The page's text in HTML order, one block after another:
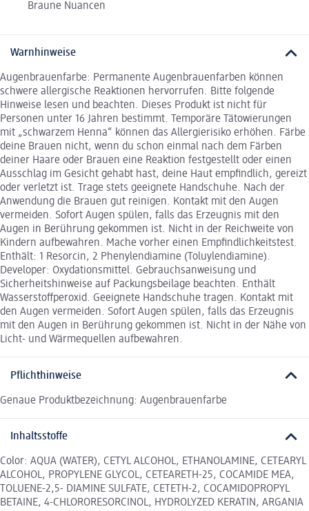
Braune Nuancen
Warnhinweise
Augenbrauenfarbe: Permanente Augenbrauenfarben können
schwere allergische Reaktionen hervorrufen. Bitte folgende
Hinweise lesen und beachten. Dieses Produkt ist nicht für
Personen unter 16 Jahren bestimmt. Temporäre Tätowierungen
mit „schwarzem Henna“ können das Allergierisiko erhöhen. Färbe
deine Brauen nicht, wenn du schon einmal nach dem Färben
deiner Haare oder Brauen eine Reaktion festgestellt oder einen
Ausschlag im Gesicht gehabt hast, deine Haut empfindlich, gereizt
oder verletzt ist. Trage stets geeignete Handschuhe. Nach der
Anwendung die Brauen gut reinigen. Kontakt mit den Augen
vermeiden. Sofort Augen spülen, falls das Erzeugnis mit den
Augen in Berührung gekommen ist. Nicht in der Reichweite von
Kindern aufbewahren. Mache vorher einen Empfindlichkeitstest.
Enthält: 1 Resorcin, 2 Phenylendiamine (Toluylendiamine).
Developer: Oxydationsmittel. Gebrauchsanweisung und
Sicherheitshinweise auf Packungsbeilage beachten. Enthält
Wasserstoffperoxid. Geeignete Handschuhe tragen. Kontakt mit
den Augen vermeiden. Sofort Augen spülen, falls das Erzeugnis
mit den Augen in Berührung gekommen ist. Nicht in der Nähe von
Licht- und Wärmequellen aufbewahren.
Pflichthinweise
Genaue Produktbezeichnung: Augenbrauenfarbe
Inhaltsstoffe
Color: AQUA (WATER), CETYL ALCOHOL, ETHANOLAMINE, CETEARYL
ALCOHOL, PROPYLENE GLYCOL, CETEARETH-25, COCAMIDE MEA,
TOLUENE-2,5- DIAMINE SULFATE, CETETH-2, COCAMIDOPROPYL
BETAINE, 4-CHLORORESORCINOL, HYDROLYZED KERATIN, ARGANIA